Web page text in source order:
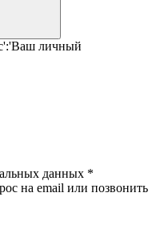
личный
данных *
на email или позвонить